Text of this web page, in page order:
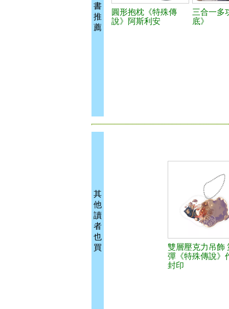
書
推
薦
圓形抱枕《特殊傳
說》阿斯利安
三合一多
底》
其
他
讀
者
也
買
雙層壓克力吊飾
彈《特殊傳說》
封印